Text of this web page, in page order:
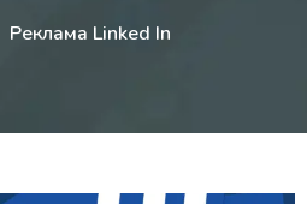
Реклама Linked In